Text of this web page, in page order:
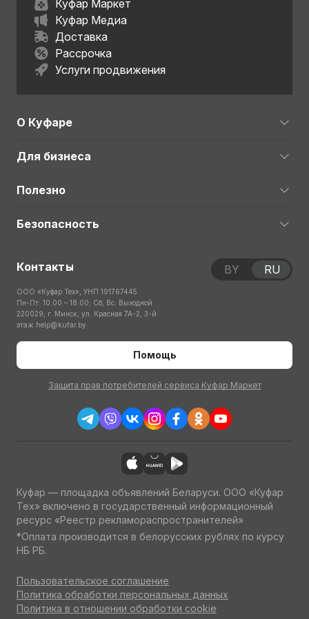
Куфар Маркет
Куфар Медиа
Доставка
Рассрочка
Услуги продвижения
О Куфаре
Для бизнеса
Полезно
Безопасность
Контакты
ООО «Куфар Тех», УНП 191767445
Пн-Пт: 10:00 – 18:00; Сб, Вс: Выходной
220029, г. Минск, ул. Красная 7А-2, 3-й
этаж help@kufar.by
Помощь
Защита прав потребителей сервиса Куфар Маркет
BY RU
Куфар — площадка объявлений Беларуси. ООО «Куфар
Тех» включено в государственный информационный
ресурс «Реестр рекламораспространителей»
*Оплата производится в белорусских рублях по курсу
НБ РБ.
Пользовательское соглашение
Политика обработки персональных данных
Политика в отношении обработки cookie